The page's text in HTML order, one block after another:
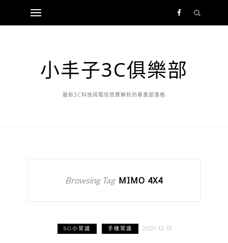
小丰子3C俱樂部
最新3C科技與電信資費解析的專業部落格
Browsing Tag MIMO 4X4
5G小常識 手機常識 2021-12-13